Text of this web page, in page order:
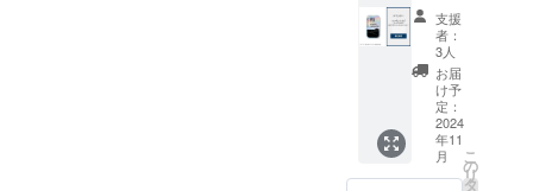
お持ち
込みく
ださ
い。 ・
現金へ
の交換
はでき
ませ
ん。 ・
礼の
メッ
セー
ジ】の
リター
ンと同
じ内容
になり
ます。
コーポ
レート
ロゴ・
サービ
スロゴ
をデザ
インし
たス
テッ
カーを
支援
者：
3人
お届
け予
定：
2024
年11
月
こ
の
リ
タ